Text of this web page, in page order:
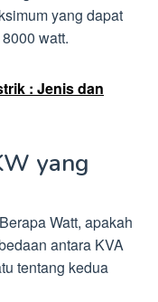
yang dapat
watt.
: Jenis dan
yang
Watt, apakah
antara KVA
tentang kedua